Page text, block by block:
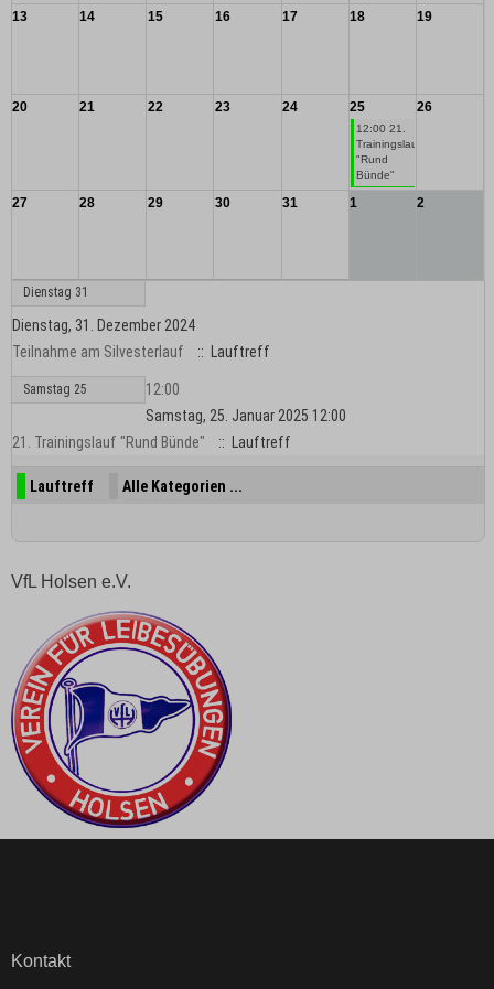
13 14 15 16 17 18 19
20 21 22 23 24 25 26
12:00 21.
Trainingslauf
"Rund
Bünde"
27 28 29 30 31 1 2
Dienstag 31
Dienstag, 31. Dezember 2024
Teilnahme am Silvesterlauf
:: Lauftreff
Samstag 25
12:00
Samstag, 25. Januar 2025 12:00
21. Trainingslauf "Rund Bünde"
:: Lauftreff
Lauftreff Alle Kategorien ...
VfL Holsen e.V.
Kontakt